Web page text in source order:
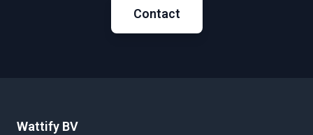
Contact
Wattify BV